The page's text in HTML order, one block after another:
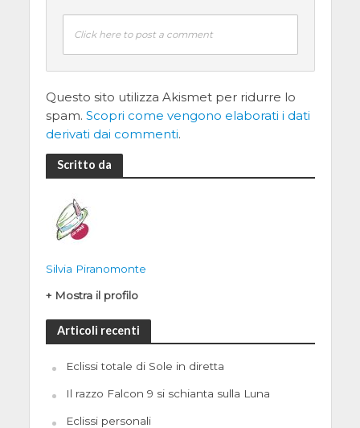
Click here to post a comment
Questo sito utilizza Akismet per ridurre lo
spam. Scopri come vengono elaborati i dati
derivati dai commenti.
Scritto da
Silvia Piranomonte
+ Mostra il profilo
Articoli recenti
Eclissi totale di Sole in diretta
Il razzo Falcon 9 si schianta sulla Luna
Eclissi personali